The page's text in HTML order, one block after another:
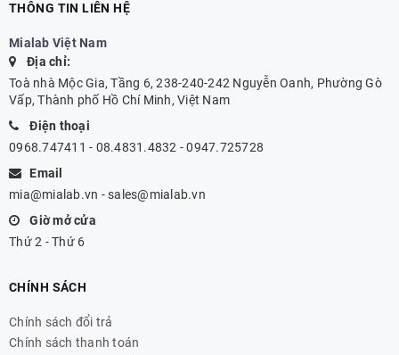
THÔNG TIN LIÊN HỆ
Mialab Việt Nam
Địa chỉ:
Toà nhà Mộc Gia, Tầng 6, 238-240-242 Nguyễn Oanh, Phường Gò
Vấp, Thành phố Hồ Chí Minh, Việt Nam
Điện thoại
0968.747411 - 08.4831.4832 - 0947.725728
Email
mia@mialab.vn -sales@mialab.vn
Giờ mở cửa
Thứ 2 - Thứ 6
CHÍNH SÁCH
Chính sách đổi trả
Chính sách thanh toán